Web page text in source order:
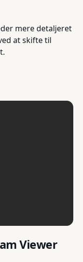
mere detaljeret
at skifte til
Viewer